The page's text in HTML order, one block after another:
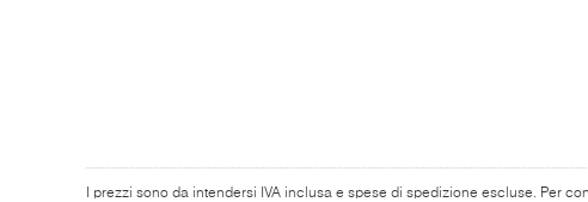
I prezzi sono da intendersi IVA inclusa e spese di spedizione escluse. Per